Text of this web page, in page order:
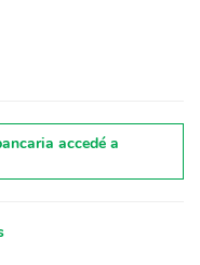
accedé a